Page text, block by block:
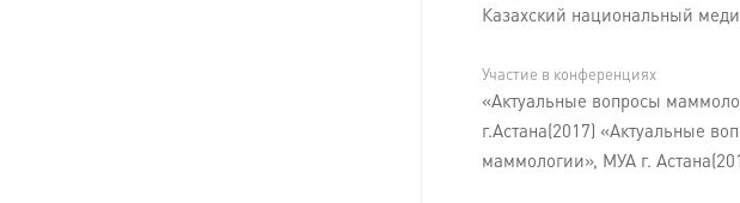
Казахский национальный
Участие в конференциях
«Актуальные вопросы
г.Астана(2017) «Актуальные
маммологии», МУА г.